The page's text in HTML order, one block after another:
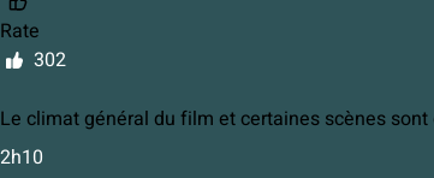
Rate
302
Le climat général du film et certaines scènes
2h10